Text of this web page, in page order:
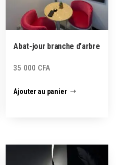
Abat-jour branche d’arbre
35 000 CFA
Ajouter au panier